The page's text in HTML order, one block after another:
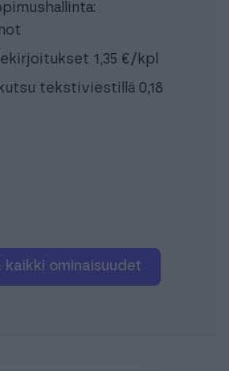
1,35 €/kpl
tekstiviestillä 0,18
kaikki ominaisuudet